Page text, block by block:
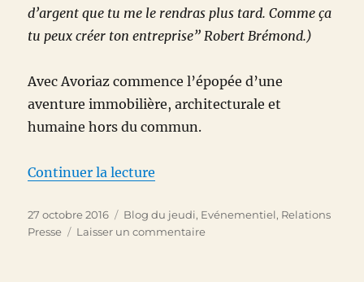
d’argent que tu me le rendras plus tard. Comme ça
tu peux créer ton entreprise” Robert Brémond.)
Avec Avoriaz commence l’épopée d’une
aventure immobilière, architecturale et
humaine hors du commun.
Continuer la lecture
Publié
le
27 octobre 2016 Catégories
Blog du jeudi, Evénementiel, Relations
Presse
Laisser un commentairesur